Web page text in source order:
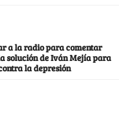
a la radio para comentar
solución de Iván Mejía para
la depresión